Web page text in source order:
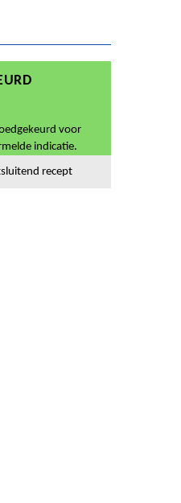
voor
indicatie.
recept